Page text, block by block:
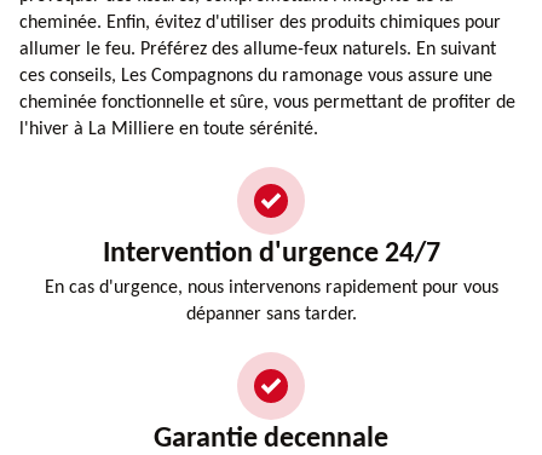
cheminée. Enfin, évitez d'utiliser des produits chimiques pour
allumer le feu. Préférez des allume-feux naturels. En suivant
ces conseils, Les Compagnons du ramonage vous assure une
cheminée fonctionnelle et sûre, vous permettant de profiter de
l'hiver à La Milliere en toute sérénité.
Intervention d'urgence 24/7
En cas d'urgence, nous intervenons rapidement pour vous
dépanner sans tarder.
Garantie decennale